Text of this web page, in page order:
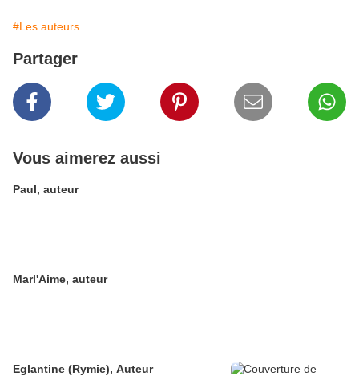
#Les auteurs
Partager
Vous aimerez aussi
Paul, auteur
Marl'Aime, auteur
Eglantine (Rymie), Auteur